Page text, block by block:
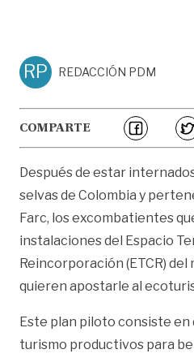
RP REDACCIÓN PDM
COMPARTE
Después de estar
selvas de Colombia y
Farc, los excombatientes
instalaciones del Espacio
Reincorporación (ETCR)
quieren apostarle al
Este plan piloto consiste
turismo productivos para